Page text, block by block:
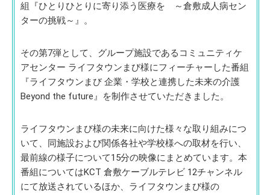
組『ひとりひとりに寄り添う医療を ～倉敷成人病セン
ターの挑戦～』。
その第7弾として、グループ施設であるコミュニティケ
アセンター ライフタウンまび様にフィーチャーした番組
『ライフタウンまび 企業・学校と連携した未来の介護
Beyond the future』を制作させていただきました。
ライフタウンまび様の未来に向けた様々な取り組みにつ
いて、同施設および関係各社や学校様への取材を行い、
最前線の様子について15分の映像にまとめています。本
番組についてはKCT 倉敷ケーブルテレビ 12チャンネル
にて放送されているほか、ライフタウンまび様の